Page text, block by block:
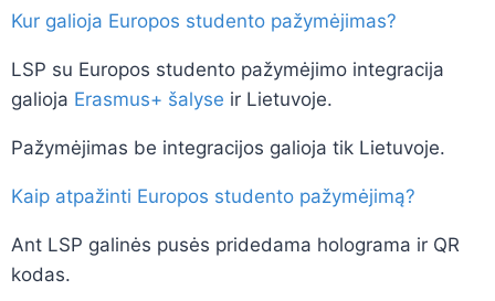
Kur galioja Europos studento pažymėjimas?
LSP su Europos studento pažymėjimo integracija
galioja Erasmus+ šalyse ir Lietuvoje.
Pažymėjimas be integracijos galioja tik Lietuvoje.
Kaip atpažinti Europos studento pažymėjimą?
Ant LSP galinės pusės pridedama holograma ir QR
kodas.